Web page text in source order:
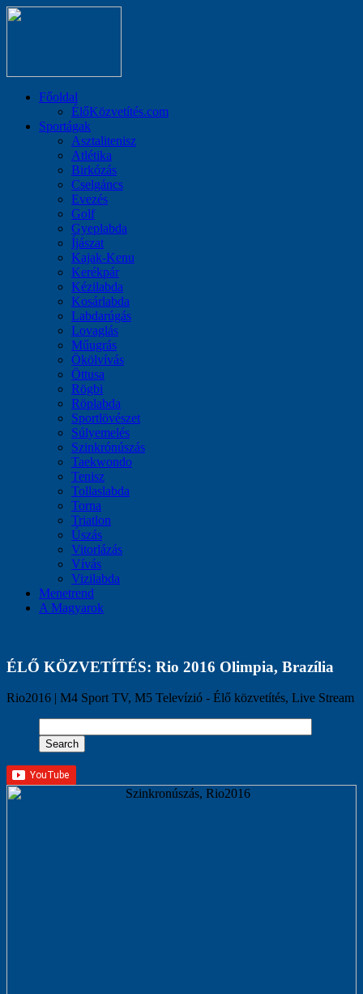
Főoldal
ÉlőKözvetítés.com
Sportágak
Asztalitenisz
Atlétika
Birkózás
Cselgáncs
Evezés
Golf
Gyeplabda
Íjászat
Kajak-Kenu
Kerékpár
Kézilabda
Kosárlabda
Labdarúgás
Lovaglás
Műugrás
Ökölvívás
Öttusa
Rögbi
Röplabda
Sportlövészet
Súlyemelés
Szinkrónúszás
Taekwondo
Tenisz
Tollaslabda
Torna
Triatlon
Úszás
Vitorlázás
Vívás
Vizilabda
Menetrend
A Magyarok
ÉLŐ KÖZVETÍTÉS: Rio 2016 Olimpia, Brazília
Rio2016 | M4 Sport TV, M5 Televízió - Élő közvetítés, Live Stream